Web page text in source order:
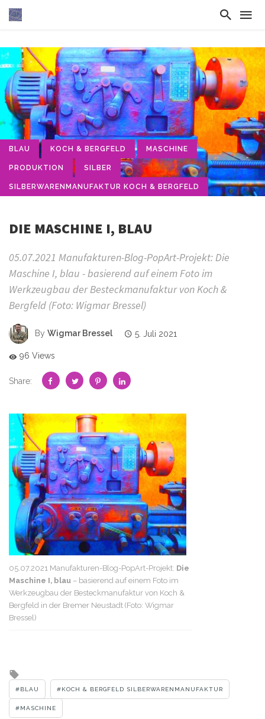
BLAU KOCH & BERGFELD MASCHINE
PRODUKTION SILBER
SILBERWARENMANUFAKTUR KOCH & BERGFELD
DIE MASCHINE I, BLAU
05.07.2021 Manufakturen-Blog-PopArt-Projekt: Die
Maschine I, blau - basierend auf einem Foto im
Werkzeugbau der Besteckmanufaktur von Koch &
Bergfeld (Foto: Wigmar Bressel)
By Wigmar Bressel 5. Juli 2021
96 Views
Share:
05.07.2021 Manufakturen-Blog-PopArt-Projekt: Die
Maschine I, blau – basierend auf einem Foto im
Werkzeugbau der Besteckmanufaktur von Koch &
Bergfeld in der Bremer Neustadt (Foto: Wigmar
Bressel)
with
BLAU KOCH & BERGFELD SILBERWARENMANUFAKTUR
MASCHINE